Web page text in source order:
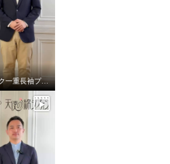
プリントモックネック一重長袖プルオーバーのご紹介